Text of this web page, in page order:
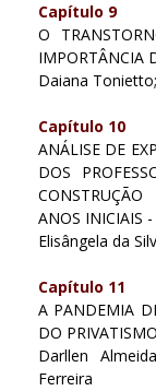
Capítulo 9
O
IMPORTÂNCIA
Daiana
Capítulo 10
ANÁLISE DE
DOS
ANOS INICIAIS -
Elisângela da
Capítulo 11
A PANDEMIA
DO
Darllen
Ferreira